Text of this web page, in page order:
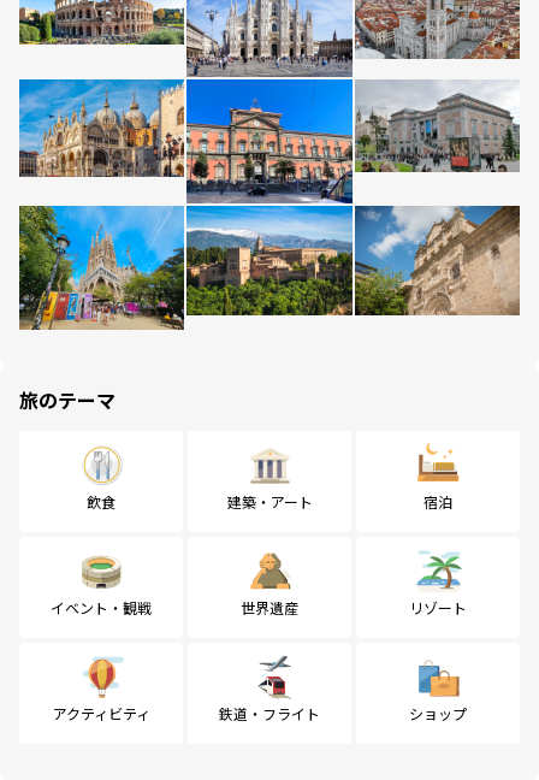
旅のテーマ
飲食 建築・アート 宿泊
イベント・観戦 世界遺産 リゾート
アクティビティ 鉄道・フライト ショップ